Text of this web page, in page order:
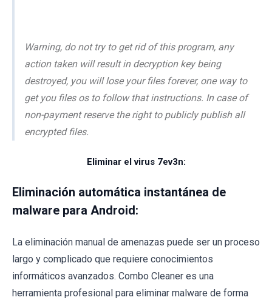
Warning, do not try to get rid of this program, any
action taken will result in decryption key being
destroyed, you will lose your files forever, one way to
get you files os to follow that instructions. In case of
non-payment reserve the right to publicly publish all
encrypted files.
Eliminar el virus 7ev3n:
Eliminación automática instantánea de
malware para Android:
La eliminación manual de amenazas puede ser un proceso
largo y complicado que requiere conocimientos
informáticos avanzados. Combo Cleaner es una
herramienta profesional para eliminar malware de forma